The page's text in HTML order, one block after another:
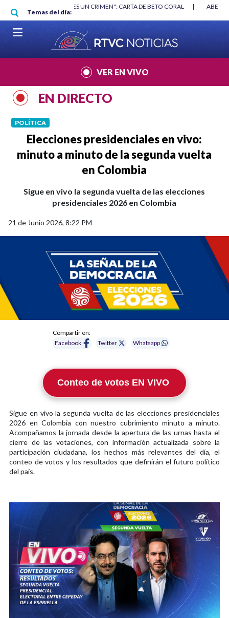
Pasar al contenido principal
Temas del día:
"HABLAR NO ES UN CRIMEN": CARTA DE BETO CORAL |
VER EN VIVO
EN DIRECTO
POLÍTICA
Elecciones presidenciales en vivo:
minuto a minuto de la segunda vuelta
en Colombia
Sigue en vivo la segunda vuelta de las elecciones
presidenciales 2026 en Colombia
21 de Junio 2026, 8:22 PM
Compartir en:
Facebook
Twitter Whatsapp
Conteo de votos EN VIVO
Sigue en vivo la segunda vuelta de las elecciones presidenciales
2026 en Colombia con nuestro cubrimiento minuto a minuto.
Acompañamos la jornada desde la apertura de las urnas hasta el
cierre de las votaciones, con información actualizada sobre la
participación ciudadana, los hechos más relevantes del día, el
conteo de votos y los resultados que definirán el futuro político
del país.